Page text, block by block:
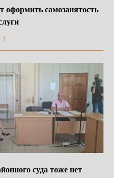
самозанятость
1
суда тоже нет